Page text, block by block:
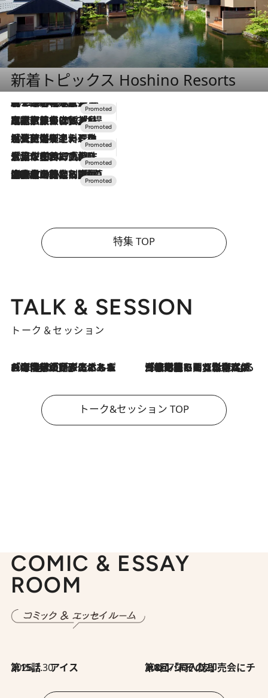
新着トピックス Hoshino Resorts
2026.8.7
【トンボの足水浴】ヒノキの香りに包まれて涼感マックス！約13℃の湧水かけ流しを避暑地「星野温泉 トンボの湯」で体験
2026.7.31
【ホテル帰省】という選択肢をOMOが提案。家族とほどよい距離を保つには「昼は実家、夜は気兼ねなくホテルで！」
2026.7.24
【夏限定ディナーコース】旬を迎える稚鮎や花ズッキーニなどをイタリア・トスカーナの郷土料理の手法で満喫！
2026.7.17
「土佐和ハーブかき氷」がOMO7高知に登場！生姜、山椒、大葉など目にも舌にも涼を呼ぶ郷土の味
2026.7.10
NEW OPEN！【界 草津】名湯の地に誕生。趣の異なる2種の温泉と上州ならではの会席・蕎麦割烹など美食を味わう究極の癒やし旅
特集 TOP
TALK & SESSION
トーク＆セッション
2026.8.3
「今後値上げがあるとすれば…」「リスクがあるのは今年の冬」エネルギー専門家が語る、ホルムズ海峡封鎖が家庭にもたらす“ある心配” 2026.8.3
「住宅建てられない…」「サーチャージ料の高値が続いている」ホルムズ海峡封鎖による影響はいつまで続く？《エネルギー専門家に聞く“どうなる日本の暮らし”》
トーク&セッション TOP
COMIC & ESSAY
ROOM
2026.7.30
第15話 アイス 2026.7.30
第8回「同人誌即売会にチャレンジ その2」